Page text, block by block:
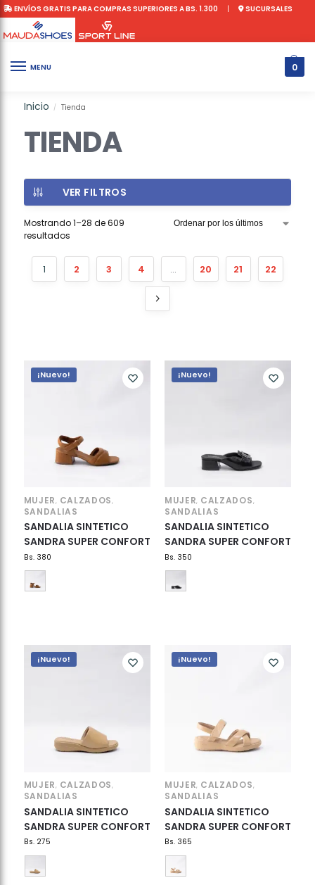
ENVÍOS GRATIS PARA COMPRAS SUPERIORES A BS. 1.300 | SUCURSALES
MENU 0
Inicio / Tienda
TIENDA
VER FILTROS
Mostrando 1–28 de 609
resultados
1 2 3 4 … 20 21 22
¡Nuevo!
MUJER, CALZADOS,
SANDALIAS
SANDALIA SINTETICO
SANDRA SUPER CONFORT
Bs.380
¡Nuevo!
MUJER, CALZADOS,
SANDALIAS
SANDALIA SINTETICO
SANDRA SUPER CONFORT
Bs.350
¡Nuevo!
MUJER, CALZADOS,
SANDALIAS
SANDALIA SINTETICO
SANDRA SUPER CONFORT
Bs.275
¡Nuevo!
MUJER, CALZADOS,
SANDALIAS
SANDALIA SINTETICO
SANDRA SUPER CONFORT
Bs.365